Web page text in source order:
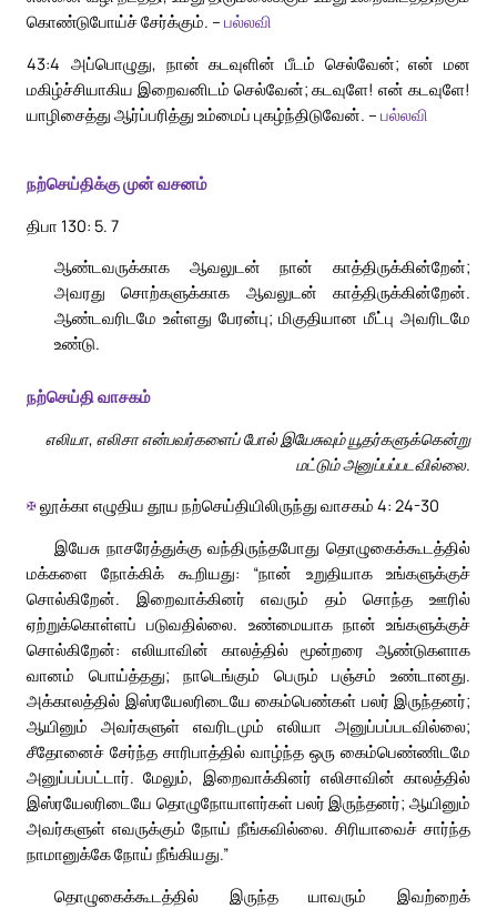
கொண்டுபோய்ச் சேர்க்கும். – பல்லவி
43:4 அப்பொழுது, நான் கடவுளின் பீடம் செல்வேன்; என் மன
மகிழ்ச்சியாகிய இறைவனிடம் செல்வேன்; கடவுளே! என் கடவுளே!
யாழிசைத்து ஆர்ப்பரித்து உம்மைப் புகழ்ந்திடுவேன். – பல்லவி
நற்செய்திக்கு முன் வசனம்
திபா 130: 5. 7
ஆண்டவருக்காக ஆவலுடன் நான் காத்திருக்கின்றேன்;
அவரது சொற்களுக்காக ஆவலுடன் காத்திருக்கின்றேன்.
ஆண்டவரிடமே உள்ளது பேரன்பு; மிகுதியான மீட்பு அவரிடமே
உண்டு.
நற்செய்தி வாசகம்
எலியா, எலிசா என்பவர்களைப் போல் இயேசுவும் யூதர்களுக்கென்று
மட்டும் அனுப்பப்படவில்லை.
✠லூக்கா எழுதிய தூய நற்செய்தியிலிருந்து வாசகம் 4: 24-30
இயேசு நாசரேத்துக்கு வந்திருந்தபோது தொழுகைக்கூடத்தில்
மக்களை நோக்கிக் கூறியது: “நான் உறுதியாக உங்களுக்குச்
சொல்கிறேன். இறைவாக்கினர் எவரும் தம் சொந்த ஊரில்
ஏற்றுக்கொள்ளப் படுவதில்லை. உண்மையாக நான் உங்களுக்குச்
சொல்கிறேன்: எலியாவின் காலத்தில் மூன்றரை ஆண்டுகளாக
வானம் பொய்த்தது; நாடெங்கும் பெரும் பஞ்சம் உண்டானது.
அக்காலத்தில் இஸ்ரயேலரிடையே கைம்பெண்கள் பலர் இருந்தனர்;
ஆயினும் அவர்களுள் எவரிடமும் எலியா அனுப்பப்படவில்லை;
சீதோனைச் சேர்ந்த சாரிபாத்தில் வாழ்ந்த ஒரு கைம்பெண்ணிடமே
அனுப்பப்பட்டார். மேலும், இறைவாக்கினர் எலிசாவின் காலத்தில்
இஸ்ரயேலரிடையே தொழுநோயாளர்கள் பலர் இருந்தனர்; ஆயினும்
அவர்களுள் எவருக்கும் நோய் நீங்கவில்லை. சிரியாவைச் சார்ந்த
நாமானுக்கே நோய் நீங்கியது.”
தொழுகைக்கூடத்தில் இருந்த யாவரும் இவற்றைக்